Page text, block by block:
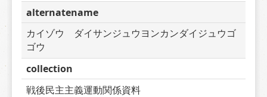
alternatename
カイゾウ　ダイサンジュウヨンカンダイジュウゴ
ゴウ
collection
戦後民主主義運動関係資料